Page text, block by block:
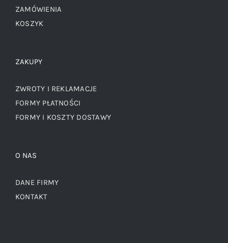
ZAMÓWIENIA
KOSZYK
ZAKUPY
ZWROTY I REKLAMACJE
FORMY PŁATNOŚCI
FORMY I KOSZTY DOSTAWY
O NAS
DANE FIRMY
KONTAKT